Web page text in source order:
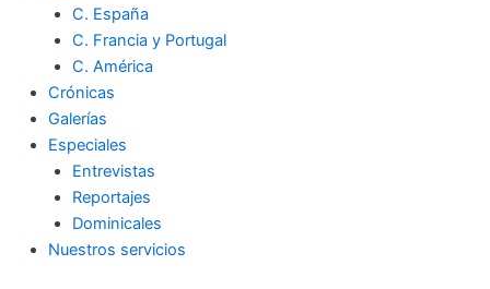
C. España
C. Francia y Portugal
C. América
Crónicas
Galerías
Especiales
Entrevistas
Reportajes
Dominicales
Nuestros servicios